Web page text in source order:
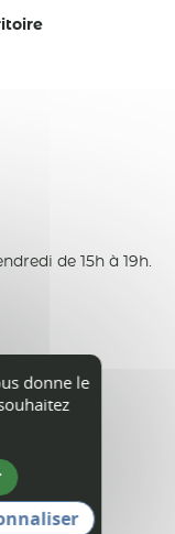
de 15h à 19h.
donne le